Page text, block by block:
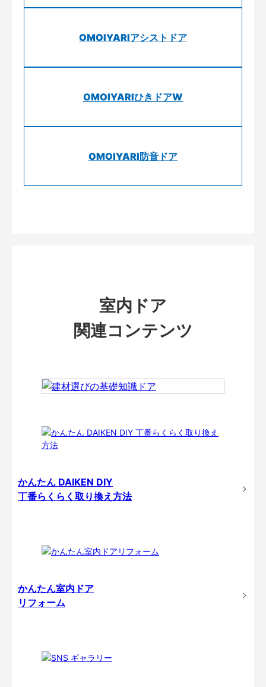
OMOIYARIアシストドア
OMOIYARIひきドアW
OMOIYARI防音ドア
室内ドア
関連コンテンツ
かんたん DAIKEN DIY
丁番らくらく取り換え方法
かんたん室内ドア
リフォーム